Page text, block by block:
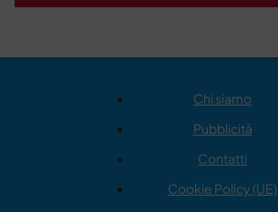
Chi siamo
Pubblicità
Contatti
Cookie Policy (UE)